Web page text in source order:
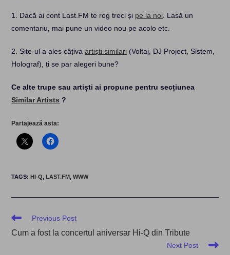
1. Dacă ai cont Last.FM te rog treci și pe la noi . Lasă un
comentariu, mai pune un video nou pe acolo etc.
2. Site-ul a ales câțivaartiști similari (Voltaj, DJ Project, Sistem,
Holograf), ți se par alegeri bune?
Ce alte trupe sau artiști ai propune pentru secțiunea
Similar Artists ?
Partajează asta:
TAGS:HI-Q, LAST.FM, WWW
Read
articles
Previous Post
Cum a fost la concertul aniversar Hi-Q din Tribute
Next Post